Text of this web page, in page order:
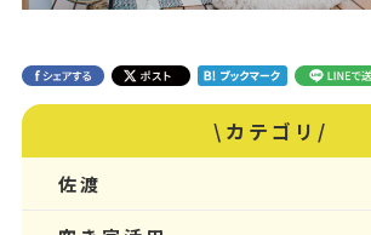
\カテゴリ/
佐渡